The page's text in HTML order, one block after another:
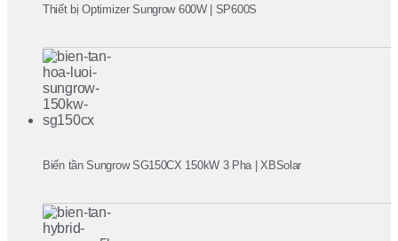
Thiết bị Optimizer Sungrow 600W | SP600S
Biến tần Sungrow SG150CX 150kW 3 Pha | XBSolar